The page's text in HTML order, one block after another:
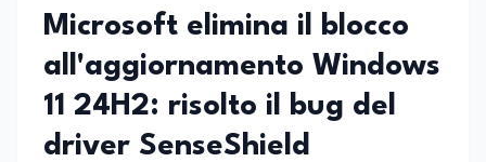
Microsoft elimina il blocco
all'aggiornamento Windows
11 24H2: risolto il bug del
driver SenseShield